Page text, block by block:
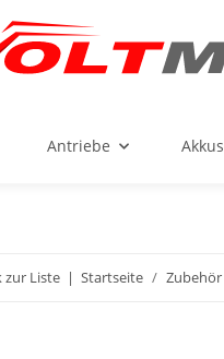
Antriebe Akkus
zur Liste Startseite Zubehör